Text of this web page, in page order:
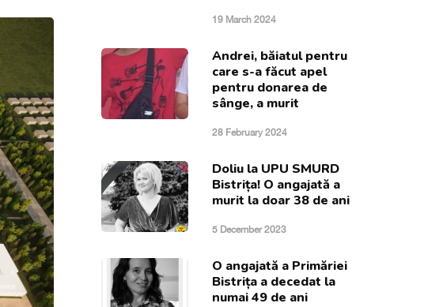
19 March 2024
Andrei, băiatul pentru
care s-a făcut apel
pentru donarea de
sânge, a murit
28 February 2024
Doliu la UPU SMURD
Bistrița! O angajată a
murit la doar 38 de ani
5 December 2023
O angajată a Primăriei
Bistrița a decedat la
numai 49 de ani